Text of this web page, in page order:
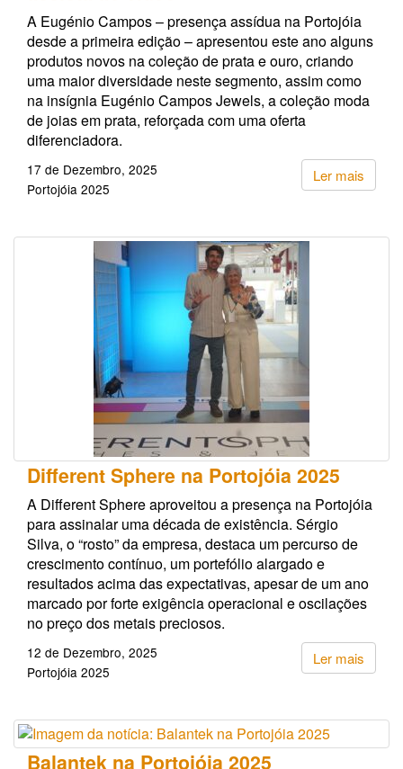
A Eugénio Campos – presença assídua na Portojóia
desde a primeira edição – apresentou este ano alguns
produtos novos na coleção de prata e ouro, criando
uma maior diversidade neste segmento, assim como
na insígnia Eugénio Campos Jewels, a coleção moda
de joias em prata, reforçada com uma oferta
diferenciadora.
Ler mais
17 de Dezembro, 2025
Portojóia 2025
Different Sphere na Portojóia 2025
A Different Sphere aproveitou a presença na Portojóia
para assinalar uma década de existência. Sérgio
Silva, o “rosto” da empresa, destaca um percurso de
crescimento contínuo, um portefólio alargado e
resultados acima das expectativas, apesar de um ano
marcado por forte exigência operacional e oscilações
no preço dos metais preciosos.
Ler mais
12 de Dezembro, 2025
Portojóia 2025
Balantek na Portojóia 2025